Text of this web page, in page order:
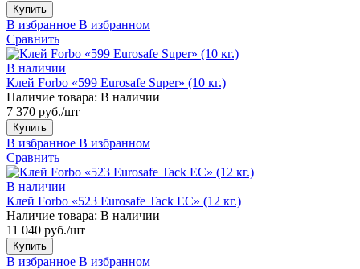
Купить
В избранное В избранном
Сравнить
В наличии
Клей Forbo «599 Eurosafe Super» (10 кг.)
Наличие товара: В наличии
7 370 руб./шт
Купить
В избранное В избранном
Сравнить
В наличии
Клей Forbo «523 Eurosafe Tack EC» (12 кг.)
Наличие товара: В наличии
11 040 руб./шт
Купить
В избранное В избранном